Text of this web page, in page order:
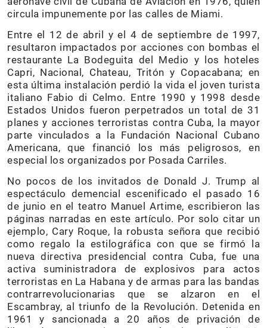
circula impunemente por las calles de Miami.
Entre el 12 de abril y el 4 de septiembre de 1997,
resultaron impactados por acciones con bombas el
restaurante La Bodeguita del Medio y los hoteles
Capri, Nacional, Chateau, Tritón y Copacabana; en
esta última instalación perdió la vida el joven turista
italiano Fabio di Celmo. Entre 1990 y 1998 desde
Estados Unidos fueron perpetrados un total de 31
planes y acciones terroristas contra Cuba, la mayor
parte vinculados a la Fundación Nacional Cubano
Americana, que financió los más peligrosos, en
especial los organizados por Posada Carriles.
No pocos de los invitados de Donald J. Trump al
espectáculo demencial escenificado el pasado 16
de junio en el teatro Manuel Artime, escribieron las
páginas narradas en este artículo. Por solo citar un
ejemplo, Cary Roque, la robusta señora que recibió
como regalo la estilográfica con que se firmó la
nueva directiva presidencial contra Cuba, fue una
activa suministradora de explosivos para actos
terroristas en La Habana y de armas para las bandas
contrarrevolucionarias que se alzaron en el
Escambray, al triunfo de la Revolución. Detenida en
1961 y sancionada a 20 años de privación de